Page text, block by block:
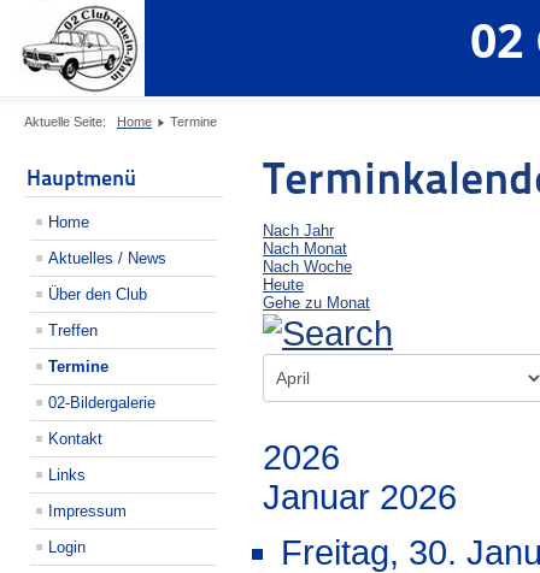
02
Aktuelle Seite: Home Termine
Hauptmenü
Home
Aktuelles / News
Über den Club
Treffen
Termine
02-Bildergalerie
Kontakt
Links
Impressum
Login
Nach Jahr
Nach Monat
Nach Woche
Heute
Gehe zu Monat
2026
Januar 2026
Freitag, 30.